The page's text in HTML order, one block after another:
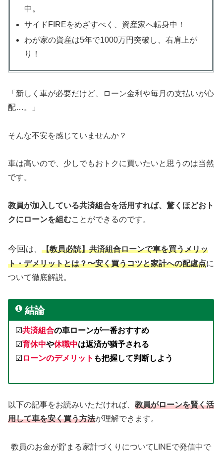
中。
サイドFIREをめざすべく、資産家へ転身中！
わが家の資産は5年で1000万円突破し、右肩上が
り！
「新しく車が必要だけど、ローン金利や毎月の支払いが心
配…。」
そんな不安を感じていませんか？
車は高いので、少しでもおトクに買いたいと思うのは当然
です。
教員が加入している共済組合を活用すれば、驚くほどおト
クにローンを組むことができるのです。
今回 は、 【教員必読】共済組合ローンで車を買うメリッ
ト・デメリットとは？〜安く買うコツと家計への配慮点に
ついて徹底解説。
結論
☑︎共済組合の車ローンが一番おすすめ
☑︎ 育休中や休職中は返済が猶予される
☑︎ ローンのデメリット も把握して判断しよう
以下の記事をお読みいただければ、 教員がローンを賢く活
用して車を安く買う方法が理解できます。
教員のお金が貯まる家計づくりについてLINEで発信中で